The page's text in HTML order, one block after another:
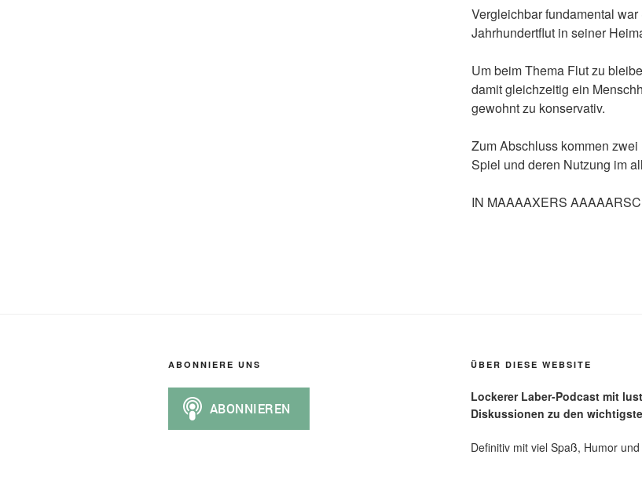
Vergleichbar fundamental
Jahrhundertflut in seiner
Um beim Thema Flut zu
damit gleichzeitig ein
gewohnt zu konservativ.
Zum Abschluss kommen
Spiel und deren Nutzung im
IN MAAAAXERS
ABONNIERE UNS ÜBER DIESE WEBSITE
Lockerer Laber-Podcast mit
Diskussionen zu den
Definitiv mit viel Spaß, Humor